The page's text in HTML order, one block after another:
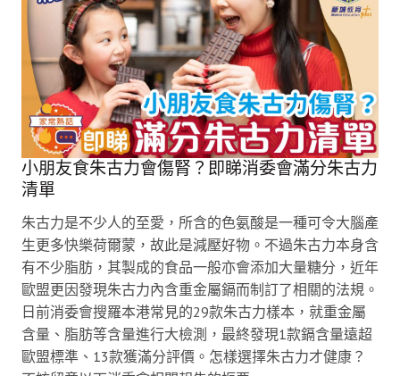
小朋友食朱古力會傷腎？即睇消委會滿分朱古力
清單
朱古力是不少人的至愛，所含的色氨酸是一種可令大腦產
生更多快樂荷爾蒙，故此是減壓好物。不過朱古力本身含
有不少脂肪，其製成的食品一般亦會添加大量糖分，近年
歐盟更因發現朱古力內含重金屬鎘而制訂了相關的法規。
日前消委會搜羅本港常見的29款朱古力樣本，就重金屬
含量、脂肪等含量進行大檢測，最終發現1款鎘含量遠超
歐盟標準、13款獲滿分評價。怎樣選擇朱古力才健康？